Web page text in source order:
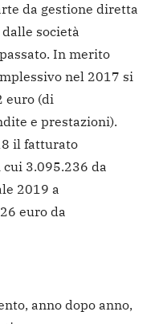
da gestione diretta
società
In merito
nel 2017 si
euro (di
e prestazioni).
il fatturato
3.095.236 da
2019 a
euro da
anno dopo anno,